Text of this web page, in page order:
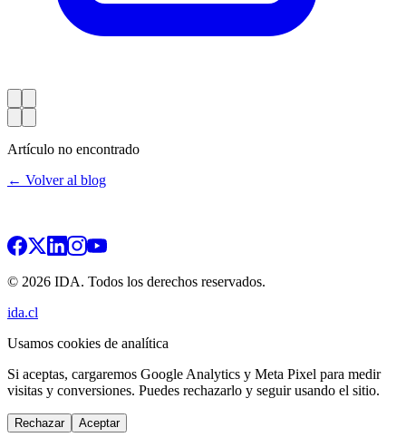
Artículo no encontrado
← Volver al blog
© 2026 IDA. Todos los derechos reservados.
ida.cl
Usamos cookies de analítica
Si aceptas, cargaremos Google Analytics y Meta Pixel para medir
visitas y conversiones. Puedes rechazarlo y seguir usando el sitio.
Rechazar Aceptar